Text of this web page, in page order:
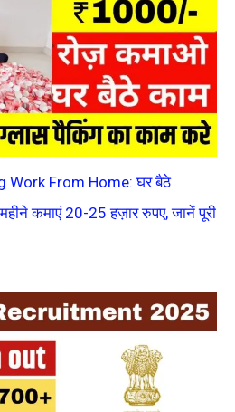
Work From Home: घर बैठे
कमाएं 20-25 हज़ार रुपए, जानें पूरी